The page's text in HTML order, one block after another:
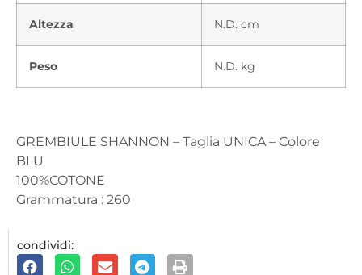
Altezza N.D. cm
Peso N.D. kg
GREMBIULE SHANNON – Taglia UNICA – Colore
BLU
100%COTONE
Grammatura : 260
condividi: